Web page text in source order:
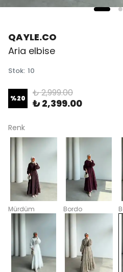
QAYLE.CO
Aria elbise
Stok: 10
%20 ₺ 2,999.00
₺ 2,399.00
Renk
Mürdüm Bordo